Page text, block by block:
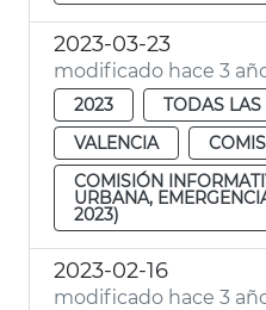
2023-03-23
modificado hace 3
2023
TODAS
VALENCIA
COMISIÓN
URBANA,
2023)
2023-02-16
modificado hace 3